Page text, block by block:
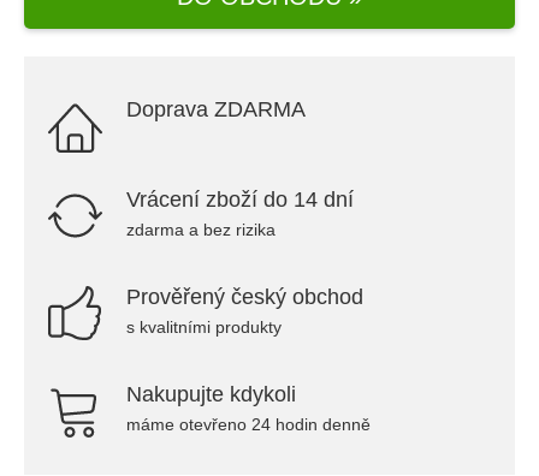
Doprava ZDARMA
Vrácení zboží do 14 dní
zdarma a bez rizika
Prověřený český obchod
s kvalitními produkty
Nakupujte kdykoli
máme otevřeno 24 hodin denně